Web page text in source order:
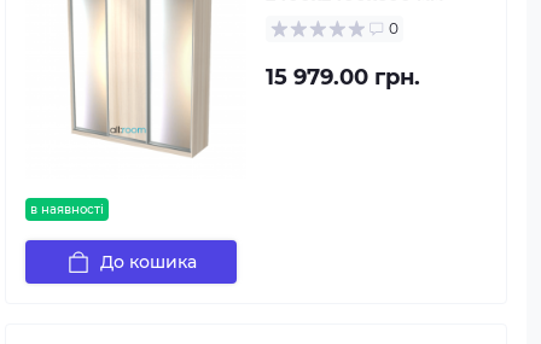
в наявності
0
15 979.00 грн.
До кошика